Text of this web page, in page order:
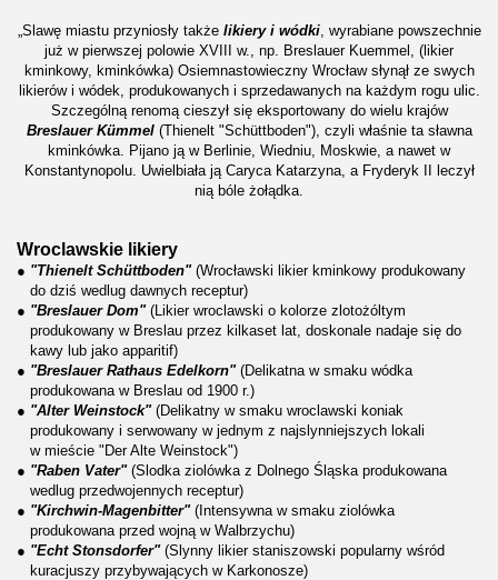
„Slawę miastu przyniosły także likiery i wódki, wyrabiane powszechnie
już w pierwszej polowie XVIII w., np. Breslauer Kuemmel, (likier
kminkowy, kminkówka) Osiemnastowieczny Wrocław słynął ze swych
likierów i wódek, produkowanych i sprzedawanych na każdym rogu ulic.
Szczególną renomą cieszył się eksportowany do wielu krajów
Breslauer Kümmel(Thienelt "Schüttboden"), czyli właśnie ta sławna
kminkówka. Pijano ją w Berlinie, Wiedniu, Moskwie, a nawet w
Konstantynopolu. Uwielbiała ją Caryca Katarzyna, a Fryderyk II leczył
nią bóle żołądka.
Wroclawskie likiery
● "Thienelt Schüttboden"(Wrocławski likier kminkowy produkowany
do dziś wedlug dawnych receptur)
● "Breslauer Dom"(Likier wroclawski o kolorze zlotożóltym
produkowany w Breslau przez kilkaset lat, doskonale nadaje się do
kawy lub jako apparitif)
● "Breslauer Rathaus Edelkorn"(Delikatna w smaku wódka
produkowana w Breslau od 1900 r.)
● "Alter Weinstock"(Delikatny w smaku wroclawski koniak
produkowany i serwowany w jednym z najslynniejszych lokali
w mieście "Der Alte Weinstock")
● "Raben Vater"(Slodka ziolówka z Dolnego Śląska produkowana
wedlug przedwojennych receptur)
● "Kirchwin-Magenbitter"(Intensywna w smaku ziolówka
produkowana przed wojną w Walbrzychu)
● "Echt Stonsdorfer"(Slynny likier staniszowski popularny wśród
kuracjuszy przybywających w Karkonosze)